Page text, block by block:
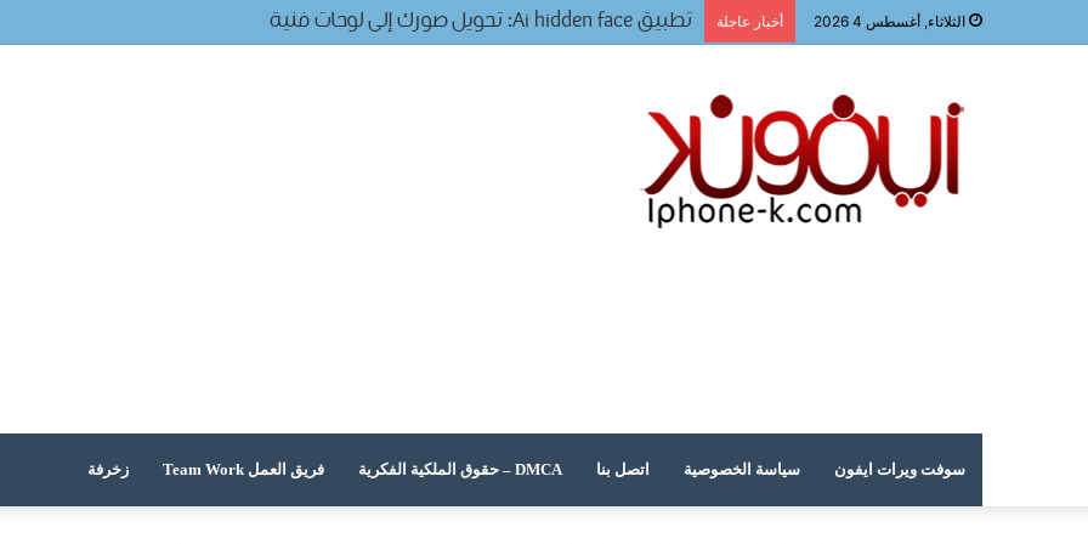
الثلاثاء, أغسطس 4 2026 أخبار عاجلة تطبيق Ai hidden face: تحويل صورك إلى لوحات فنية
سوفت ويرات ايفون سياسة الخصوصية اتصل بنا DMCA – حقوق الملكية الفكرية فريق العمل Team Work زخرفة